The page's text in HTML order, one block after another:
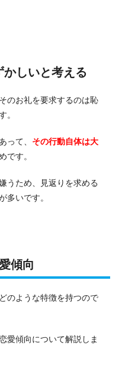
かしいと考える
のお礼を要求するのは恥
。
って、 その行動自体は大
です。
うため、見返りを求める
多いです。
傾向
のような特徴を持つので
愛傾向について解説しま